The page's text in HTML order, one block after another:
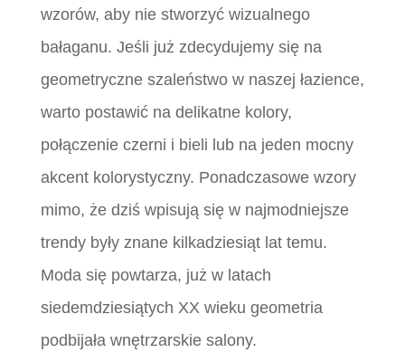
wzorów, aby nie stworzyć wizualnego
bałaganu. Jeśli już zdecydujemy się na
geometryczne szaleństwo w naszej łazience,
warto postawić na delikatne kolory,
połączenie czerni i bieli lub na jeden mocny
akcent kolorystyczny. Ponadczasowe wzory
mimo, że dziś wpisują się w najmodniejsze
trendy były znane kilkadziesiąt lat temu.
Moda się powtarza, już w latach
siedemdziesiątych XX wieku geometria
podbijała wnętrzarskie salony.